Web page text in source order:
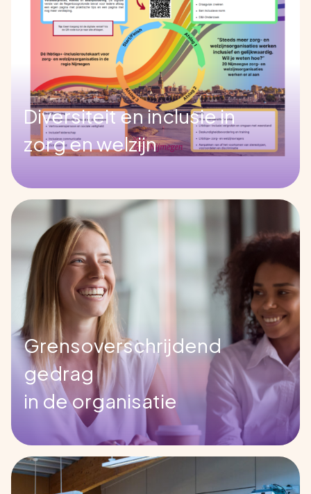
Diversiteit en inclusie in
zorg en welzijn
Grensoverschrijdend
gedrag
in de organisatie